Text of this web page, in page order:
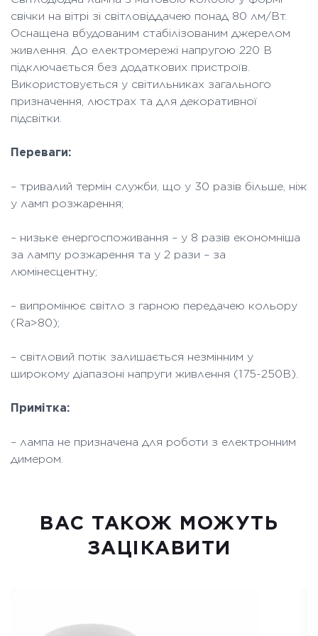
свічки на вітрі зі світловіддачею понад 80 лм/Вт.
Оснащена вбудованим стабілізованим джерелом
живлення. До електромережі напругою 220 В
підключається без додаткових пристроїв.
Використовується у світильниках загального
призначення, люстрах та для декоративної
підсвітки.
Переваги:
– тривалий термін служби, що у 30 разів більше, ніж
у ламп розжарення;
– низьке енергоспоживання – у 8 разів економніша
за лампу розжарення та у 2 рази – за
люмінесцентну;
– випромінює світло з гарною передачею кольору
(Ra>80);
– світловий потік залишається незмінним у
широкому діапазоні напруги живлення (175-250В).
Примітка:
– лампа не призначена для роботи з електронним
димером.
ВАC ТАКОЖ МОЖУТЬ
ЗАЦІКАВИТИ